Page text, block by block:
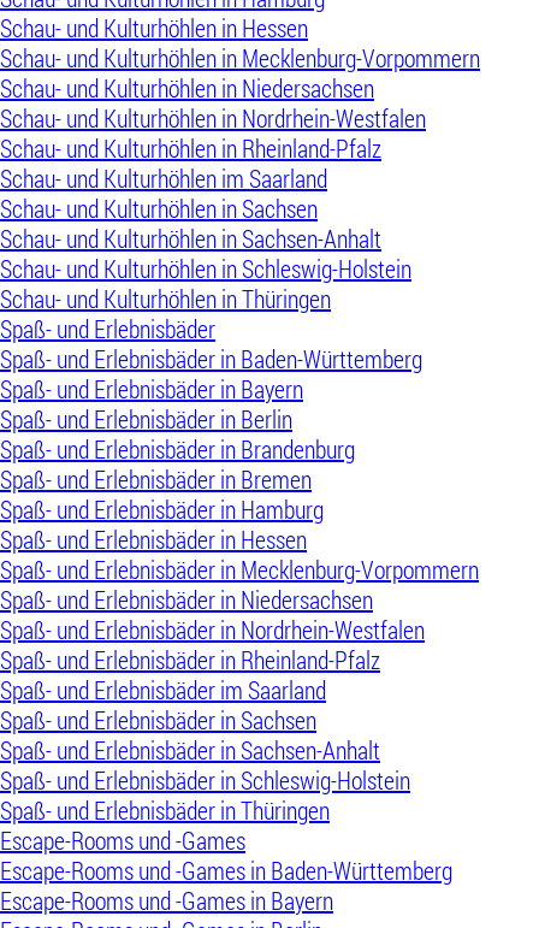
Schau- und Kulturhöhlen in Hessen
Schau- und Kulturhöhlen in Mecklenburg-Vorpommern
Schau- und Kulturhöhlen in Niedersachsen
Schau- und Kulturhöhlen in Nordrhein-Westfalen
Schau- und Kulturhöhlen in Rheinland-Pfalz
Schau- und Kulturhöhlen im Saarland
Schau- und Kulturhöhlen in Sachsen
Schau- und Kulturhöhlen in Sachsen-Anhalt
Schau- und Kulturhöhlen in Schleswig-Holstein
Schau- und Kulturhöhlen in Thüringen
Spaß- und Erlebnisbäder
Spaß- und Erlebnisbäder in Baden-Württemberg
Spaß- und Erlebnisbäder in Bayern
Spaß- und Erlebnisbäder in Berlin
Spaß- und Erlebnisbäder in Brandenburg
Spaß- und Erlebnisbäder in Bremen
Spaß- und Erlebnisbäder in Hamburg
Spaß- und Erlebnisbäder in Hessen
Spaß- und Erlebnisbäder in Mecklenburg-Vorpommern
Spaß- und Erlebnisbäder in Niedersachsen
Spaß- und Erlebnisbäder in Nordrhein-Westfalen
Spaß- und Erlebnisbäder in Rheinland-Pfalz
Spaß- und Erlebnisbäder im Saarland
Spaß- und Erlebnisbäder in Sachsen
Spaß- und Erlebnisbäder in Sachsen-Anhalt
Spaß- und Erlebnisbäder in Schleswig-Holstein
Spaß- und Erlebnisbäder in Thüringen
Escape-Rooms und -Games
Escape-Rooms und -Games in Baden-Württemberg
Escape-Rooms und -Games in Bayern